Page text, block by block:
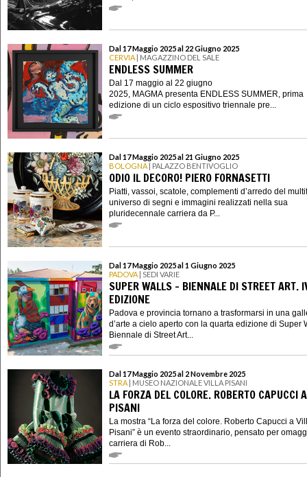
Dal 17 Maggio 2025 al 22 Giugno 2025
CERVIA | MAGAZZINO DEL SALE
ENDLESS SUMMER
Dal 17 maggio al 22 giugno
2025, MAGMA presenta ENDLESS SUMMER, prima
edizione di un ciclo espositivo triennale pre...
Dal 17 Maggio 2025 al 21 Giugno 2025
BOLOGNA | PALAZZO BENTIVOGLIO
ODIO IL DECORO! PIERO FORNASETTI
Piatti, vassoi, scatole, complementi d’arredo del
universo di segni e immagini realizzati nella sua
pluridecennale carriera da P...
Dal 17 Maggio 2025 al 1 Giugno 2025
PADOVA | SEDI VARIE
SUPER WALLS - BIENNALE DI STREET ART.
EDIZIONE
Padova e provincia tornano a trasformarsi in una
d’arte a cielo aperto con la quarta edizione di Super
Biennale di Street Art...
Dal 17 Maggio 2025 al 2 Novembre 2025
STRA | MUSEO NAZIONALE VILLA PISANI
LA FORZA DEL COLORE. ROBERTO CAPUCCI
PISANI
La mostra “La forza del colore. Roberto Capucci a
Pisani” è un evento straordinario, pensato per
carriera di Rob...